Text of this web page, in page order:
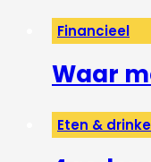
Financieel
Waar
Eten &